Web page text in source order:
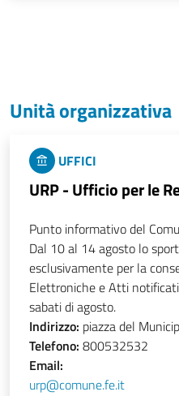
Unità organizzativa
UFFICI
URP - Ufficio per le
Punto informativo del
Dal 10 al 14 agosto lo
esclusivamente per la
Elettroniche e Atti
sabati di agosto.
Indirizzo: piazza del
Telefono: 800532532
Email:
urp@comune.fe.it